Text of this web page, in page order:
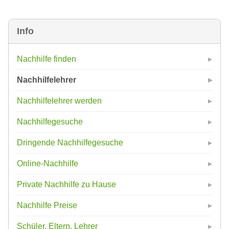
Info
Nachhilfe finden
Nachhilfelehrer
Nachhilfelehrer werden
Nachhilfegesuche
Dringende Nachhilfegesuche
Online-Nachhilfe
Private Nachhilfe zu Hause
Nachhilfe Preise
Schüler, Eltern, Lehrer